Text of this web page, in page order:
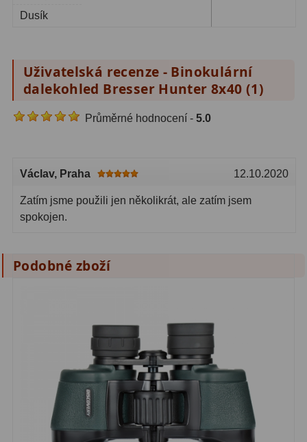
Dusík
Uživatelská recenze - Binokulární
dalekohled Bresser Hunter 8x40 (1)
Průměrné hodnocení - 5.0
Václav, Praha 12.10.2020
Zatím jsme použili jen několikrát, ale zatím jsem
spokojen.
Podobné zboží